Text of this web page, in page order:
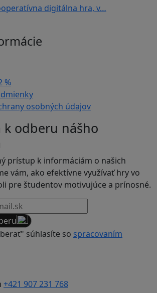
digitálna hra, v…
%
osobných údajov
k odberu nášho
prístup k informáciám o našich
vám, ako efektívne využívať hry vo
pre študentov motivujúce a prínosné.
súhlasíte so spracovaním
+421 907 231 768